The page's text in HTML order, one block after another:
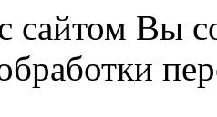
сайтом Вы